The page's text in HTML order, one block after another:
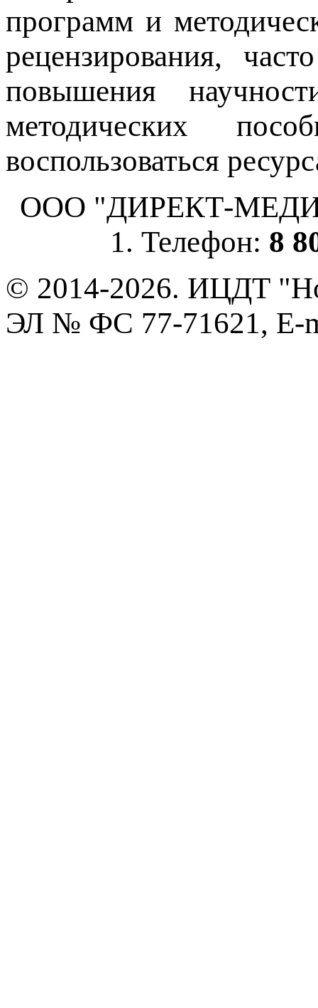
программ и
рецензирования,
повышения
методических
воспользоваться
ООО "ДИРЕКТ-
1. Телефон: 8
© 2014-2026. ИЦДТ
ЭЛ № ФС 77-71621, E-